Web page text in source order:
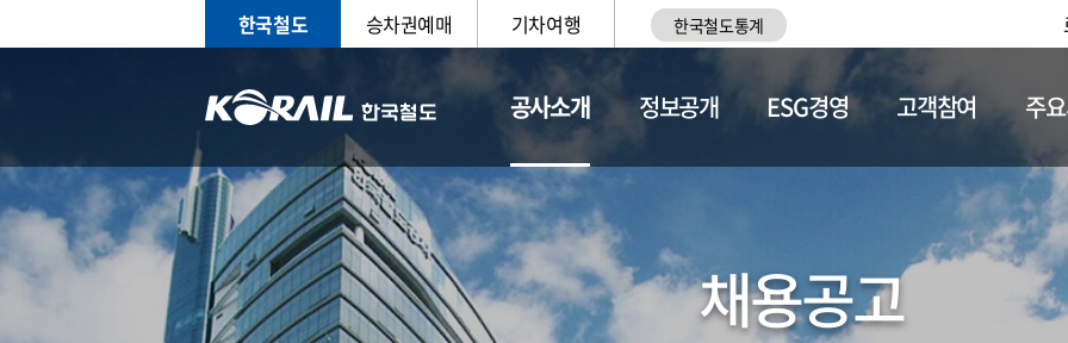
한국철도 승차권예매 기차여행 한국철도통계
공사소개
CEO 일반현황 채용정보
정보공개 ESG경영 고객참여 주
채용공고